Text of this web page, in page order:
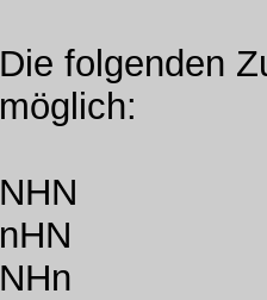
Die folgenden
möglich:
NHN
nHN
NHn